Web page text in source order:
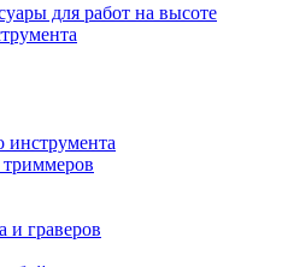
для работ на высоте
инструмента
триммеров
и граверов